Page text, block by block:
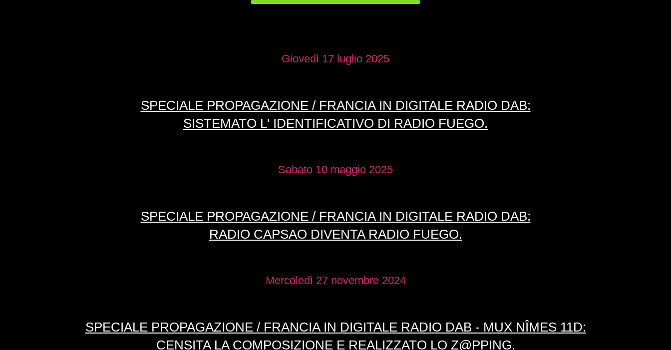
Giovedì 17 luglio 2025
SPECIALE PROPAGAZIONE / FRANCIA IN DIGITALE RADIO DAB:
SISTEMATO L' IDENTIFICATIVO DI RADIO FUEGO.
Sabato 10 maggio 2025
SPECIALE PROPAGAZIONE / FRANCIA IN DIGITALE RADIO DAB:
RADIO CAPSAO DIVENTA RADIO FUEGO.
Mercoledì 27 novembre 2024
SPECIALE PROPAGAZIONE / FRANCIA IN DIGITALE RADIO DAB - MUX NÎMES 11D:
CENSITA LA COMPOSIZIONE E REALIZZATO LO Z@PPING.